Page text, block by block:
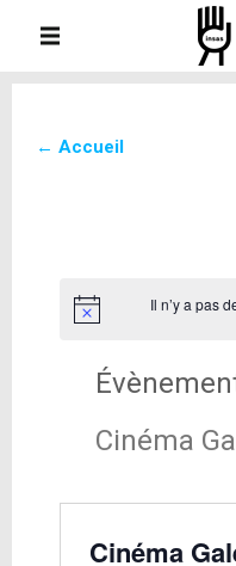
← Accueil
Il n’y a pas
Cinéma
Cinéma